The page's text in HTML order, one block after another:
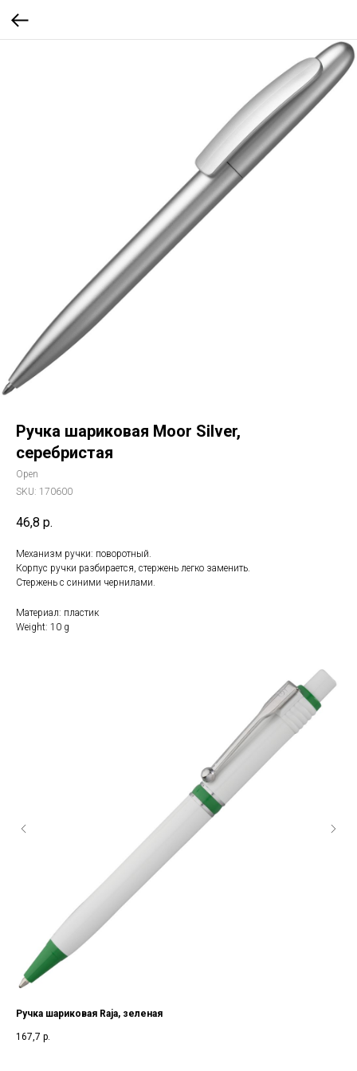
Ручка шариковая Moor Silver,
серебристая
Open
SKU: 170600
46,8 р.
Механизм ручки: поворотный.
Корпус ручки разбирается, стержень легко заменить.
Стержень с синими чернилами.
Материал: пластик
Weight: 10 g
Ручка шариковая Raja, зеленая
167,7 р.